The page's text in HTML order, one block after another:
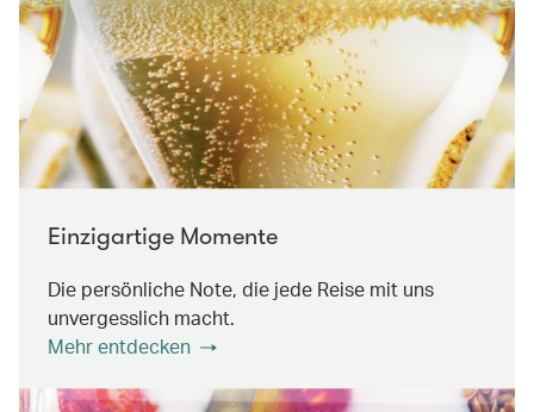
Einzigartige Momente
Die persönliche Note, die jede Reise mit uns
unvergesslich macht.
Mehr entdecken